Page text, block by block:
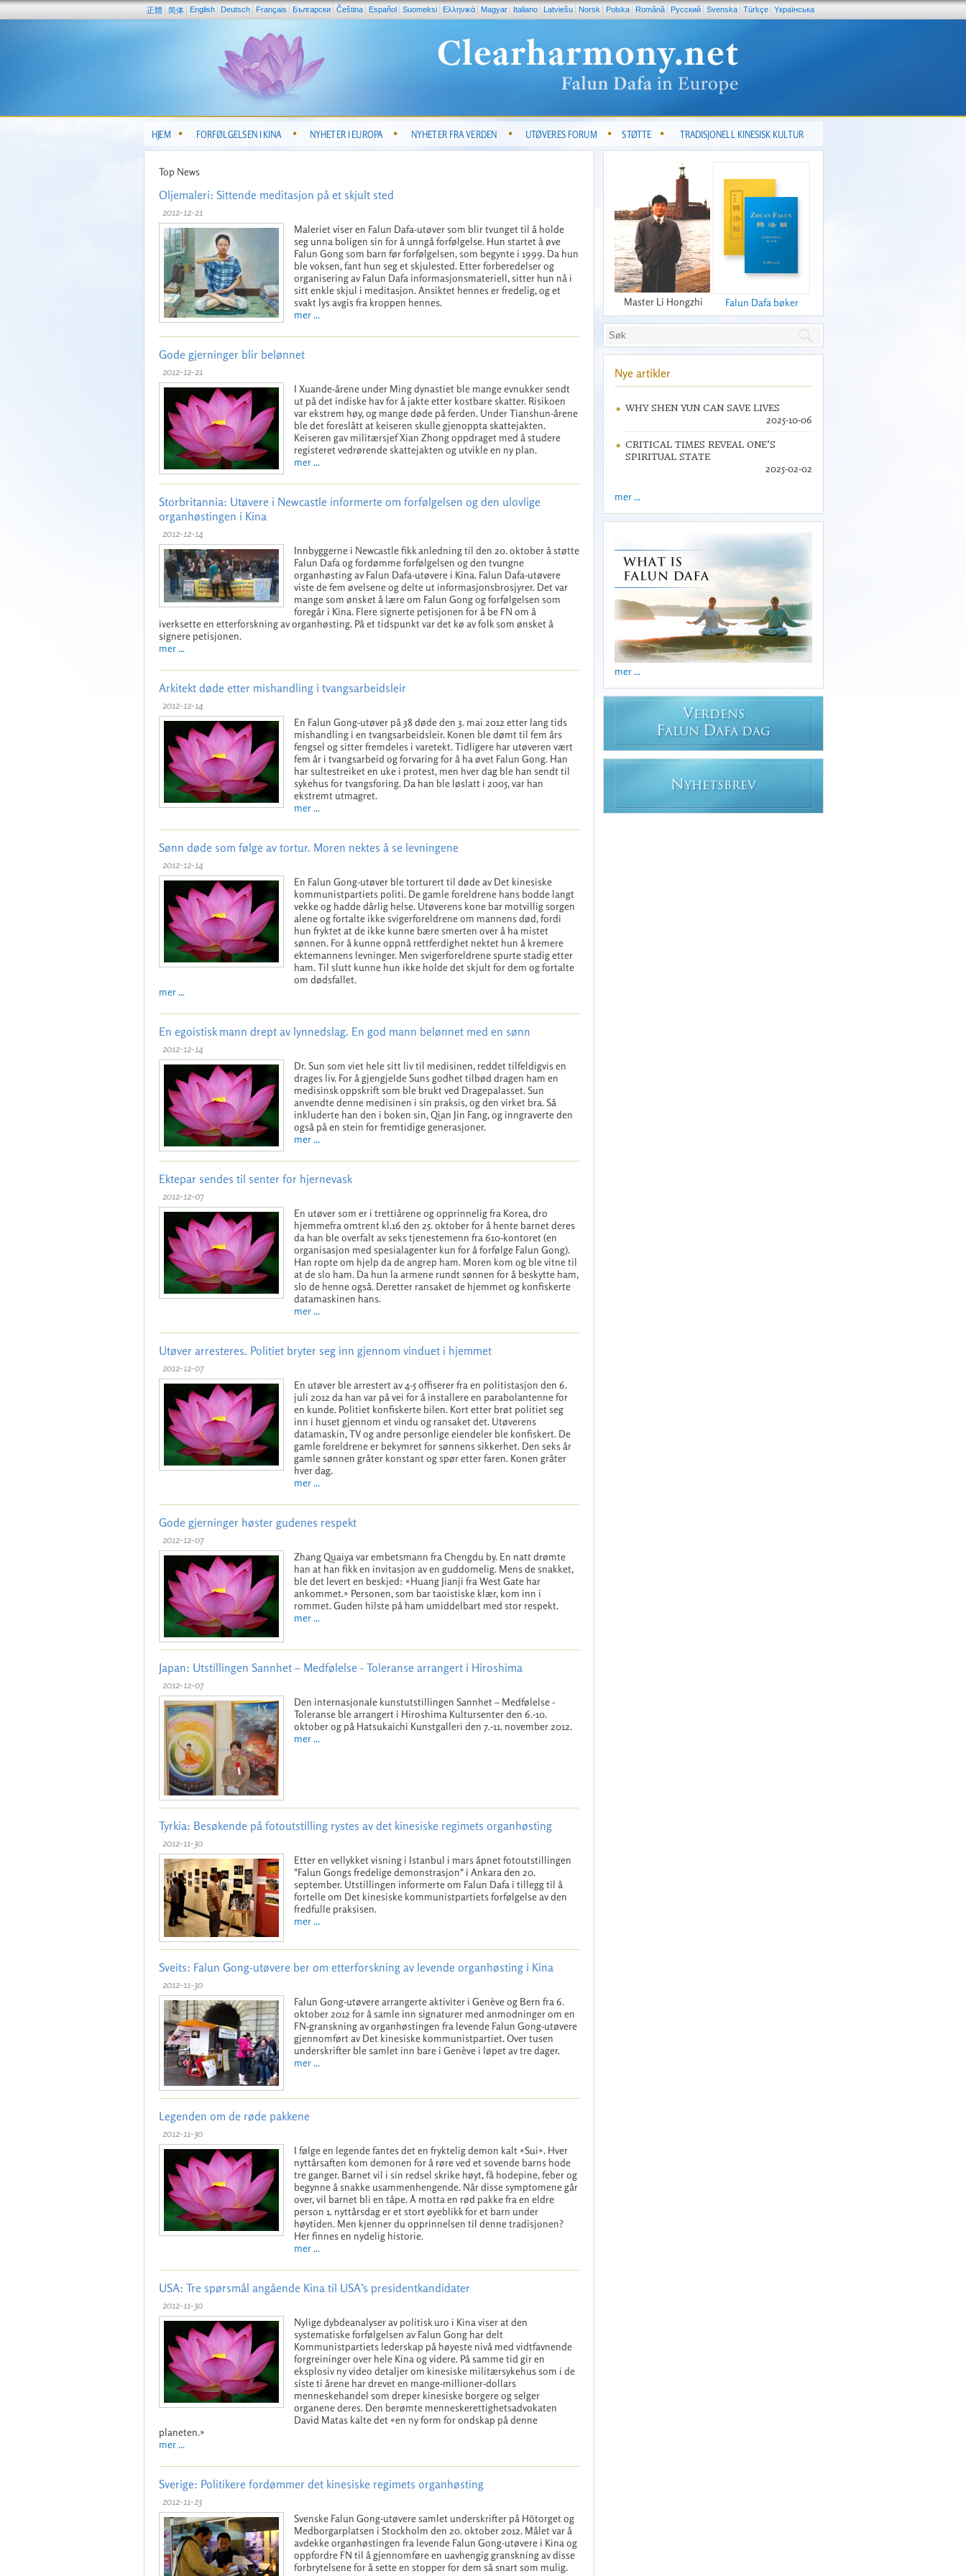
正體 简体 English Deutsch Français Български Čeština Español Suomeksi Ελληνικά Magyar Italiano Latviešu Norsk Polska Română Pусский Svenska Türkçe Yкраїнська
HJEM FORFØLGELSEN I KINA NYHETER I EUROPA NYHETER FRA VERDEN UTØVERES FORUM STØTTE TRADISJONELL KINESISK KULTUR
Top News
Oljemaleri: Sittende meditasjon på et skjult sted
2012-12-21
Maleriet viser en Falun Dafa-utøver som blir tvunget til å holde
seg unna boligen sin for å unngå forfølgelse. Hun startet å øve
Falun Gong som barn før forfølgelsen, som begynte i 1999. Da hun
ble voksen, fant hun seg et skjulested. Etter forberedelser og
organisering av Falun Dafa informasjonsmateriell, sitter hun nå i
sitt enkle skjul i meditasjon. Ansiktet hennes er fredelig, og et
svakt lys avgis fra kroppen hennes.
mer ...
Gode gjerninger blir belønnet
2012-12-21
I Xuande-årene under Ming dynastiet ble mange evnukker sendt
ut på det indiske hav for å jakte etter kostbare skatter. Risikoen
var ekstrem høy, og mange døde på ferden. Under Tianshun-årene
ble det foreslått at keiseren skulle gjenoppta skattejakten.
Keiseren gav militærsjef Xian Zhong oppdraget med å studere
registeret vedrørende skattejakten og utvikle en ny plan.
mer ...
Storbritannia: Utøvere i Newcastle informerte om forfølgelsen og den ulovlige
organhøstingen i Kina
2012-12-14
Innbyggerne i Newcastle fikk anledning til den 20. oktober å støtte
Falun Dafa og fordømme forfølgelsen og den tvungne
organhøsting av Falun Dafa-utøvere i Kina. Falun Dafa-utøvere
viste de fem øvelsene og delte ut informasjonsbrosjyrer. Det var
mange som ønsket å lære om Falun Gong og forfølgelsen som
foregår i Kina. Flere signerte petisjonen for å be FN om å
iverksette en etterforskning av organhøsting. På et tidspunkt var det kø av folk som ønsket å
signere petisjonen.
mer ...
Arkitekt døde etter mishandling i tvangsarbeidsleir
2012-12-14
En Falun Gong-utøver på 38 døde den 3. mai 2012 etter lang tids
mishandling i en tvangsarbeidsleir. Konen ble dømt til fem års
fengsel og sitter fremdeles i varetekt. Tidligere har utøveren vært
fem år i tvangsarbeid og forvaring for å ha øvet Falun Gong. Han
har sultestreiket en uke i protest, men hver dag ble han sendt til
sykehus for tvangsforing. Da han ble løslatt i 2005, var han
ekstremt utmagret.
mer ...
Sønn døde som følge av tortur. Moren nektes å se levningene
2012-12-14
En Falun Gong-utøver ble torturert til døde av Det kinesiske
kommunistpartiets politi. De gamle foreldrene hans bodde langt
vekke og hadde dårlig helse. Utøverens kone bar motvillig sorgen
alene og fortalte ikke svigerforeldrene om mannens død, fordi
hun fryktet at de ikke kunne bære smerten over å ha mistet
sønnen. For å kunne oppnå rettferdighet nektet hun å kremere
ektemannens levninger. Men svigerforeldrene spurte stadig etter
ham. Til slutt kunne hun ikke holde det skjult for dem og fortalte
om dødsfallet.
mer ...
En egoistisk mann drept av lynnedslag. En god mann belønnet med en sønn
2012-12-14
Dr. Sun som viet hele sitt liv til medisinen, reddet tilfeldigvis en
drages liv. For å gjengjelde Suns godhet tilbød dragen ham en
medisinsk oppskrift som ble brukt ved Dragepalasset. Sun
anvendte denne medisinen i sin praksis, og den virket bra. Så
inkluderte han den i boken sin, Qian Jin Fang, og inngraverte den
også på en stein for fremtidige generasjoner.
mer ...
Ektepar sendes til senter for hjernevask
2012-12-07
En utøver som er i trettiårene og opprinnelig fra Korea, dro
hjemmefra omtrent kl.16 den 25. oktober for å hente barnet deres
da han ble overfalt av seks tjenestemenn fra 610-kontoret (en
organisasjon med spesialagenter kun for å forfølge Falun Gong).
Han ropte om hjelp da de angrep ham. Moren kom og ble vitne til
at de slo ham. Da hun la armene rundt sønnen for å beskytte ham,
slo de henne også. Deretter ransaket de hjemmet og konfiskerte
datamaskinen hans.
mer ...
Utøver arresteres. Politiet bryter seg inn gjennom vinduet i hjemmet
2012-12-07
En utøver ble arrestert av 4-5 offiserer fra en politistasjon den 6.
juli 2012 da han var på vei for å installere en parabolantenne for
en kunde. Politiet konfiskerte bilen. Kort etter brøt politiet seg
inn i huset gjennom et vindu og ransaket det. Utøverens
datamaskin, TV og andre personlige eiendeler ble konfiskert. De
gamle foreldrene er bekymret for sønnens sikkerhet. Den seks år
gamle sønnen gråter konstant og spør etter faren. Konen gråter
hver dag.
mer ...
Gode gjerninger høster gudenes respekt
2012-12-07
Zhang Quaiya var embetsmann fra Chengdu by. En natt drømte
han at han fikk en invitasjon av en guddomelig. Mens de snakket,
ble det levert en beskjed: «Huang Jianji fra West Gate har
ankommet.» Personen, som bar taoistiske klær, kom inn i
rommet. Guden hilste på ham umiddelbart med stor respekt.
mer ...
Japan: Utstillingen Sannhet – Medfølelse - Toleranse arrangert i Hiroshima
2012-12-07
Den internasjonale kunstutstillingen Sannhet – Medfølelse -
Toleranse ble arrangert i Hiroshima Kultursenter den 6.-10.
oktober og på Hatsukaichi Kunstgalleri den 7.-11. november 2012.
mer ...
Tyrkia: Besøkende på fotoutstilling rystes av det kinesiske regimets organhøsting
2012-11-30
Etter en vellykket visning i Istanbul i mars åpnet fotoutstillingen
"Falun Gongs fredelige demonstrasjon" i Ankara den 20.
september. Utstillingen informerte om Falun Dafa i tillegg til å
fortelle om Det kinesiske kommunistpartiets forfølgelse av den
fredfulle praksisen.
mer ...
Sveits: Falun Gong-utøvere ber om etterforskning av levende organhøsting i Kina
2012-11-30
Falun Gong-utøvere arrangerte aktiviter i Genève og Bern fra 6.
oktober 2012 for å samle inn signaturer med anmodninger om en
FN-granskning av organhøstingen fra levende Falun Gong-utøvere
gjennomført av Det kinesiske kommunistpartiet. Over tusen
underskrifter ble samlet inn bare i Genève i løpet av tre dager.
mer ...
Legenden om de røde pakkene
2012-11-30
I følge en legende fantes det en fryktelig demon kalt «Sui». Hver
nyttårsaften kom demonen for å røre ved et sovende barns hode
tre ganger. Barnet vil i sin redsel skrike høyt, få hodepine, feber og
begynne å snakke usammenhengende. Når disse symptomene går
over, vil barnet bli en tåpe. Å motta en rød pakke fra en eldre
person 1. nyttårsdag er et stort øyeblikk for et barn under
høytiden. Men kjenner du opprinnelsen til denne tradisjonen?
Her finnes en nydelig historie.
mer ...
USA: Tre spørsmål angående Kina til USA’s presidentkandidater
2012-11-30
Nylige dybdeanalyser av politisk uro i Kina viser at den
systematiske forfølgelsen av Falun Gong har delt
Kommunistpartiets lederskap på høyeste nivå med vidtfavnende
forgreininger over hele Kina og videre. På samme tid gir en
eksplosiv ny video detaljer om kinesiske militærsykehus som i de
siste ti årene har drevet en mange-millioner-dollars
menneskehandel som dreper kinesiske borgere og selger
organene deres. Den berømte menneskerettighetsadvokaten
David Matas kalte det «en ny form for ondskap på denne
planeten.»
mer ...
Sverige: Politikere fordømmer det kinesiske regimets organhøsting
2012-11-23
Svenske Falun Gong-utøvere samlet underskrifter på Hötorget og
Medborgarplatsen i Stockholm den 20. oktober 2012. Målet var å
avdekke organhøstingen fra levende Falun Gong-utøvere i Kina og
oppfordre FN til å gjennomføre en uavhengig granskning av disse
forbrytelsene for å sette en stopper for dem så snart som mulig.
Master Li Hongzhi Falun Dafa bøker
Nye artikler
WHY SHEN YUN CAN SAVE LIVES
2025-10-06
CRITICAL TIMES REVEAL ONE’S
SPIRITUAL STATE
2025-02-02
mer ...
mer ...
VERDENS
FALUN DAFA DAG
NYHETSBREV